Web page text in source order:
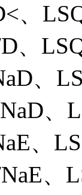
、
、
、
、
、
、